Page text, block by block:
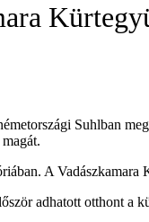
Suhlban
A
adhatott otthont a